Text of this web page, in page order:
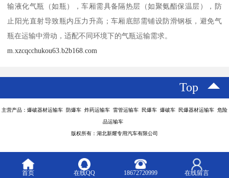
输液化气瓶（如瓶），车厢需具备隔热层（如聚氨酯保温层），防
止阳光直射导致瓶内压力升高；车厢底部需铺设防滑钢板，避免气
瓶在运输中滑动，适配不同环境下的气瓶运输需求。​
m.xzcqcchukou63.b2b168.com
Top
主营产品：爆破器材运输车 防爆车 炸药运输车 雷管运输车 民爆车 爆破车 民爆器材运输车 危险
品运输车
版权所有：湖北新耀专用汽车有限公司
首页 在线QQ 18672720999 在线留言